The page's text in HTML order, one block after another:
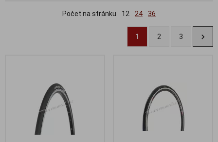
Počet na stránku 12 24 36
1 2 3